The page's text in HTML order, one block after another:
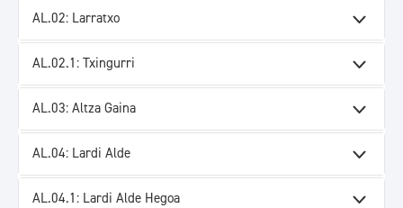
AL.02: Larratxo
AL.02.1: Txingurri
AL.03: Altza Gaina
AL.04: Lardi Alde
AL.04.1: Lardi Alde Hegoa